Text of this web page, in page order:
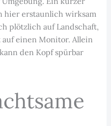
hier erstaunlich wirksam
plötzlich auf Landschaft,
auf einen Monitor. Allein
den Kopf spürbar